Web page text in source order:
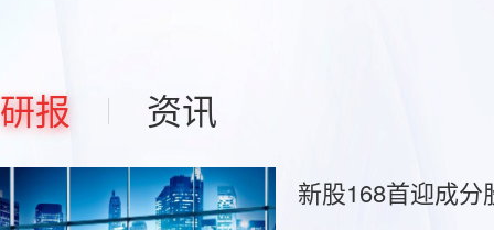
研报 资讯
新股168首迎成